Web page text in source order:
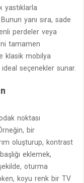
yastıklarla
yanı sıra, sade
perdeler veya
tamamen
klasik mobilya
seçenekler sunar.
noktası
bir
oluşturup, kontrast
eklemek,
oturma
koyu renk bir TV